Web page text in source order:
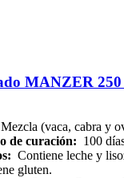
MANZER
Mezcla (vaca, cabra y
de curación: 100
Contiene leche y
gluten.